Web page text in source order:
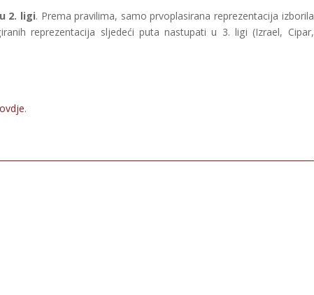
2. ligi. Prema pravilima, samo prvoplasirana reprezentacija izborila
reprezentacija sljedeći puta nastupati u 3. ligi (Izrael, Cipar,
ovdje.